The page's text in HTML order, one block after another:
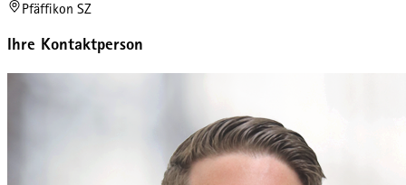
Pfäffikon SZ
Ihre Kontaktperson